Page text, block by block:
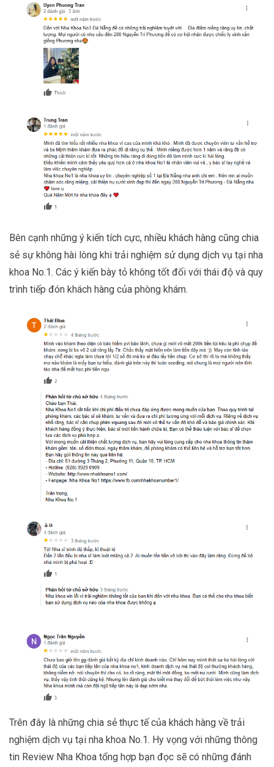
Bên cạnh những ý kiến tích cực, nhiều khách hàng cũng chia
sẻ sự không hài lòng khi trải nghiệm sử dụng dịch vụ tại nha
khoa No.1. Các ý kiến bày tỏ không tốt đối với thái độ và quy
trình tiếp đón khách hàng của phòng khám.
Trên đây là những chia sẻ thực tế của khách hàng về trải
nghiệm dịch vụ tại nha khoa No.1. Hy vọng với những thông
tin Review Nha Khoa tổng hợp bạn đọc sẽ có những đánh